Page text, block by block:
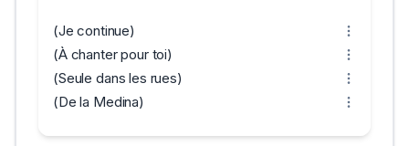
(Je continue)
(À chanter pour toi)
(Seule dans les rues)
(De la Medina)